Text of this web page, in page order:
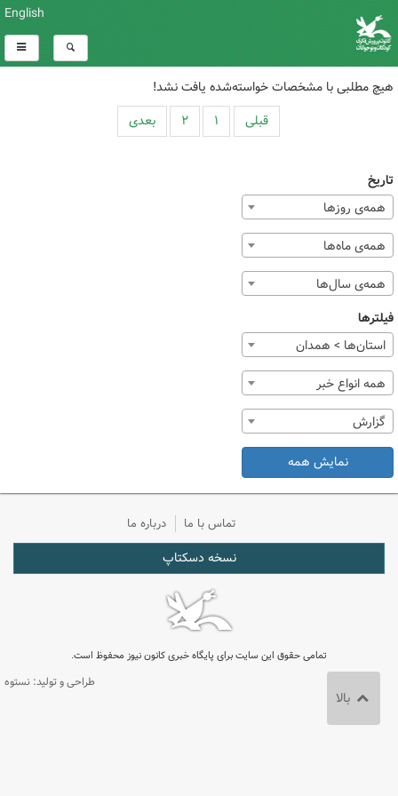
English
هیچ مطلبی با مشخصات خواسته‌شده یافت نشد!
قبلی
۱ ۲ بعدی
تاریخ
همه‌ی روزها
همه‌ی ماه‌ها
همه‌ی سال‌ها
فیلترها
استان‌ها > همدان
همه انواع خبر
گزارش
نمایش همه
تماس با ما درباره ما
نسخه دسکتاپ
تمامی حقوق این سایت برای پایگاه خبری کانون نیوز محفوظ است.
طراحی و تولید: نستوه
بالا